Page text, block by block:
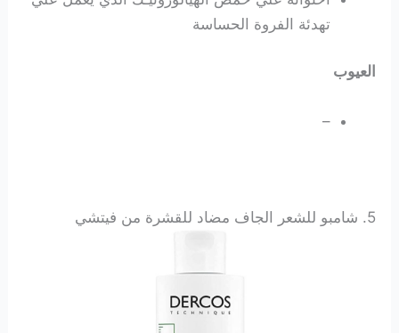
تهدئة الفروة الحساسة
العيوب
–
5. شامبو للشعر الجاف مضاد للقشرة من فيتشي